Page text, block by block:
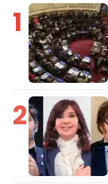
1
2